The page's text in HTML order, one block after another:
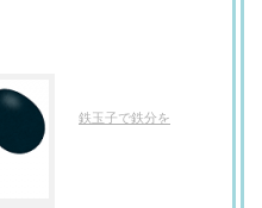
鉄玉子で鉄分を